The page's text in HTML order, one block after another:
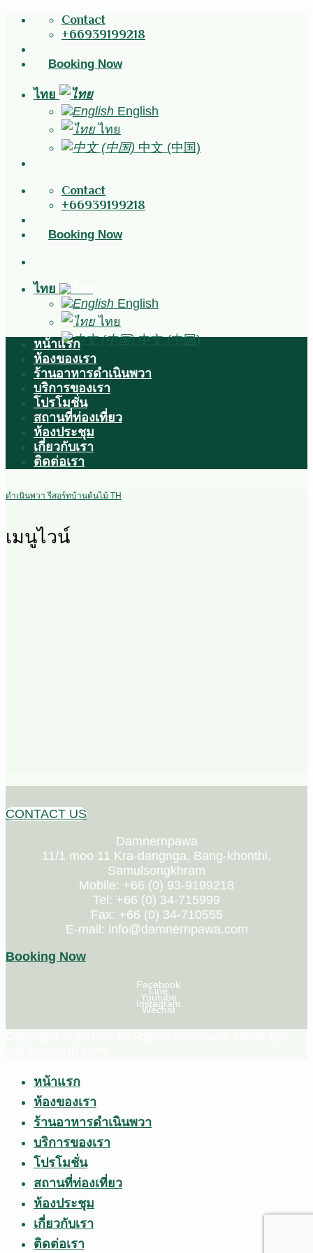
Skip
content
Contact
+66939199218
Booking Now
ไทย
English
ไทย
中文 (中国)
Contact
+66939199218
Booking Now
ไทย
English
ไทย
中文 (中国)
หน้าแรก
ห้องของเรา
ร้านอาหารดำเนินพวา
บริการของเรา
โปรโมชั่น
สถานที่ท่องเที่ยว
ห้องประชุม
เกี่ยวกับเรา
ติดต่อเรา
ดำเนินพวา รีสอร์ทบ้านต้นไม้ TH
เมนูไวน์
CONTACT US
Damnernpawa
11/1 moo 11 Kra-dangnga, Bang-khonthi,
Samulsongkhram
Mobile: +66 (0) 93-9199218
Tel: +66 (0) 34-715999
Fax: +66 (0) 34-710555
E-mail: info@damnernpawa.com
Booking Now
Facebook
Line
Youtube
Instagram
Wechat
หน้าแรก
ห้องของเรา
ร้านอาหารดำเนินพวา
บริการของเรา
โปรโมชั่น
สถานที่ท่องเที่ยว
ห้องประชุม
เกี่ยวกับเรา
ติดต่อเรา